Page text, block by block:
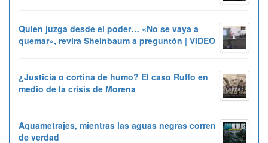
Quien juzga desde el poder… «No se vaya a
quemar», revira Sheinbaum a preguntón | VIDEO
¿Justicia o cortina de humo? El caso Ruffo en
medio de la crisis de Morena
Aquametrajes, mientras las aguas negras corren
de verdad